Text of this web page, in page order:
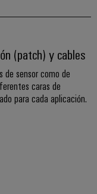
(patch) y cables
de sensor como de
caras de
para cada aplicación.